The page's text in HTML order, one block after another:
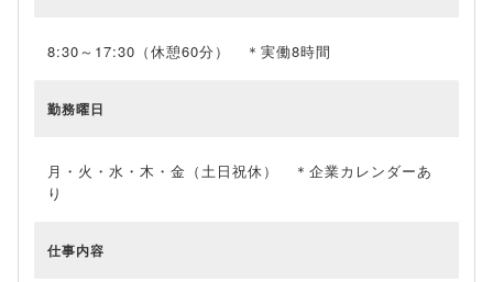
8:30～17:30（休憩60分） ＊実働8時間
勤務曜日
月・火・水・木・金（土日祝休） ＊企業カレンダーあ
り
仕事内容